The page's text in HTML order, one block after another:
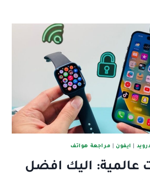
ايفون مراجعة هواتف
عالمية: اليك افضل